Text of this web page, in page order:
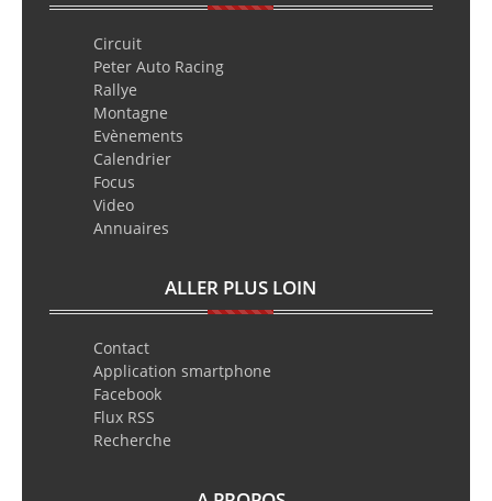
Circuit
Peter Auto Racing
Rallye
Montagne
Evènements
Calendrier
Focus
Video
Annuaires
ALLER PLUS LOIN
Contact
Application smartphone
Facebook
Flux RSS
Recherche